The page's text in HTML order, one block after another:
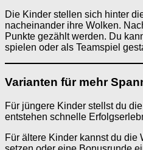
Die Kinder stellen sich hinter
nacheinander ihre Wolken.
Punkte gezählt werden. Du
spielen oder als Teamspiel
Varianten für mehr
Für jüngere Kinder stellst du
entstehen schnelle
Für ältere Kinder kannst du die